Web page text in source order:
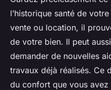
l’historique santé de
vente ou location, il
de votre bien. Il peut
demander de nouvelles
travaux déjà réalisés. Ce
du confort que vous